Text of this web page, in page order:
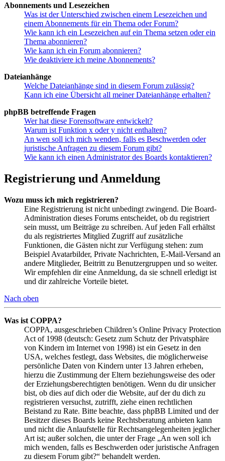
Abonnements und Lesezeichen
Was ist der Unterschied zwischen einem Lesezeichen und
einem Abonnements für ein Thema oder Forum?
Wie kann ich ein Lesezeichen auf ein Thema setzen oder ein
Thema abonnieren?
Wie kann ich ein Forum abonnieren?
Wie deaktiviere ich meine Abonnements?
Dateianhänge
Welche Dateianhänge sind in diesem Forum zulässig?
Kann ich eine Übersicht all meiner Dateianhänge erhalten?
phpBB betreffende Fragen
Wer hat diese Forensoftware entwickelt?
Warum ist Funktion x oder y nicht enthalten?
An wen soll ich mich wenden, falls es Beschwerden oder
juristische Anfragen zu diesem Forum gibt?
Wie kann ich einen Administrator des Boards kontaktieren?
Registrierung und Anmeldung
Wozu muss ich mich registrieren?
Eine Registrierung ist nicht unbedingt zwingend. Die Board-
Administration dieses Forums entscheidet, ob du registriert
sein musst, um Beiträge zu schreiben. Auf jeden Fall erhältst
du als registriertes Mitglied Zugriff auf zusätzliche
Funktionen, die Gästen nicht zur Verfügung stehen: zum
Beispiel Avatarbilder, Private Nachrichten, E-Mail-Versand an
andere Mitglieder, Beitritt zu Benutzergruppen und so weiter.
Wir empfehlen dir eine Anmeldung, da sie schnell erledigt ist
und dir zahlreiche Vorteile bietet.
Nach oben
Was ist COPPA?
COPPA, ausgeschrieben Children’s Online Privacy Protection
Act of 1998 (deutsch: Gesetz zum Schutz der Privatsphäre
von Kindern im Internet von 1998) ist ein Gesetz in den
USA, welches festlegt, dass Websites, die möglicherweise
persönliche Daten von Kindern unter 13 Jahren erheben,
hierzu die Zustimmung der Eltern beziehungsweise des oder
der Erziehungsberechtigten benötigen. Wenn du dir unsicher
bist, ob dies auf dich oder die Website, auf der du dich zu
registrieren versuchst, zutrifft, ziehe einen rechtlichen
Beistand zu Rate. Bitte beachte, dass phpBB Limited und der
Besitzer dieses Boards keine Rechtsberatung anbieten kann
und nicht die Anlaufstelle für Rechtsangelegenheiten jeglicher
Art ist; außer solchen, die unter der Frage „An wen soll ich
mich wenden, falls es Beschwerden oder juristische Anfragen
zu diesem Forum gibt?“ behandelt werden.